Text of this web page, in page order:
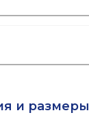
и размеры